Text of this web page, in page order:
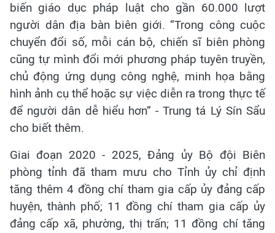
biến giáo dục pháp luật cho gần 60.000 lượt
người dân địa bàn biên giới. “Trong công cuộc
chuyển đổi số, mỗi cán bộ, chiến sĩ biên phòng
cũng tự mình đổi mới phương pháp tuyên truyền,
chủ động ứng dụng công nghệ, minh họa bằng
hình ảnh cụ thể hoặc sự việc diễn ra trong thực tế
để người dân dễ hiểu hơn” - Trung tá Lý Sín Sẩu
cho biết thêm.
Giai đoạn 2020 - 2025, Đảng ủy Bộ đội Biên
phòng tỉnh đã tham mưu cho Tỉnh ủy chỉ định
tăng thêm 4 đồng chí tham gia cấp ủy đảng cấp
huyện, thành phố; 11 đồng chí tham gia cấp ủy
đảng cấp xã, phường, thị trấn; 11 đồng chí tăng